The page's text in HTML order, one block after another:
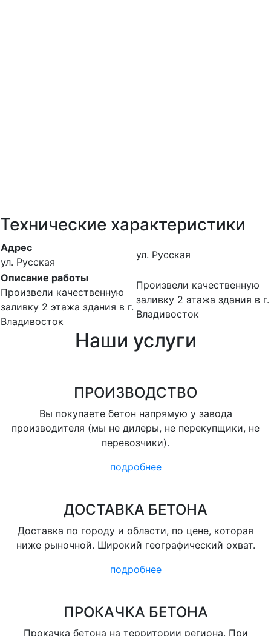
Технические характеристики
Адрес
ул. Русская
ул. Русская
Описание работы
Произвели качественную
заливку 2 этажа здания в г.
Владивосток
Произвели качественную
заливку 2 этажа здания в г.
Владивосток
Наши услуги
ПРОИЗВОДСТВО
Вы покупаете бетон напрямую у завода
производителя (мы не дилеры, не перекупщики, не
перевозчики).
подробнее
ДОСТАВКА БЕТОНА
Доставка по городу и области, по цене, которая
ниже рыночной. Широкий географический охват.
подробнее
ПРОКАЧКА БЕТОНА
Прокачка бетона на территории региона. При